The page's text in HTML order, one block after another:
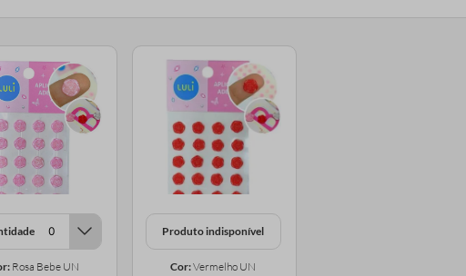
Rosa Bebe UN
Produto indisponível
Cor:Vermelho UN